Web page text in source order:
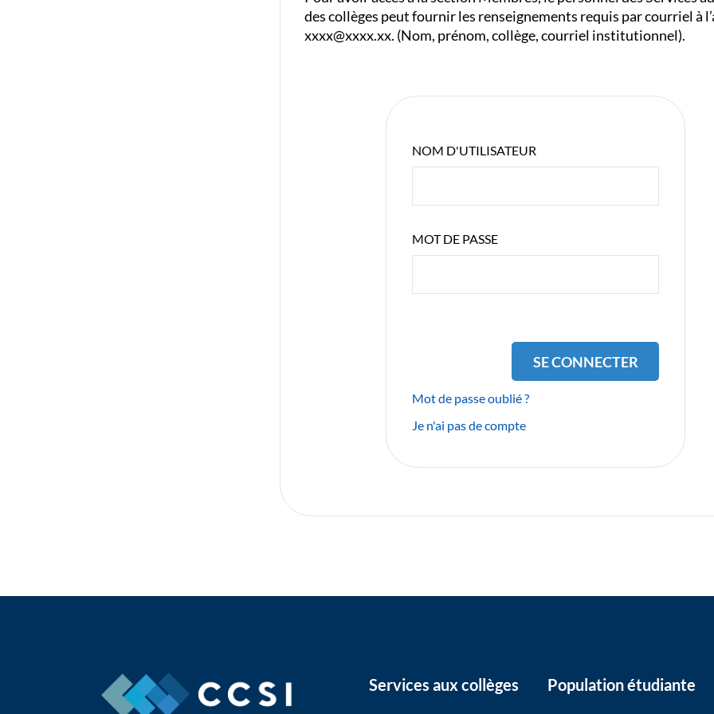
des collèges peut fournir les renseignements requis par courriel à
xxxx@xxxx.xx. (Nom, prénom, collège, courriel institutionnel).
NOM D'UTILISATEUR
MOT DE PASSE
Mot de passe oublié ?
Je n'ai pas de compte
Services aux collèges Population étudiante